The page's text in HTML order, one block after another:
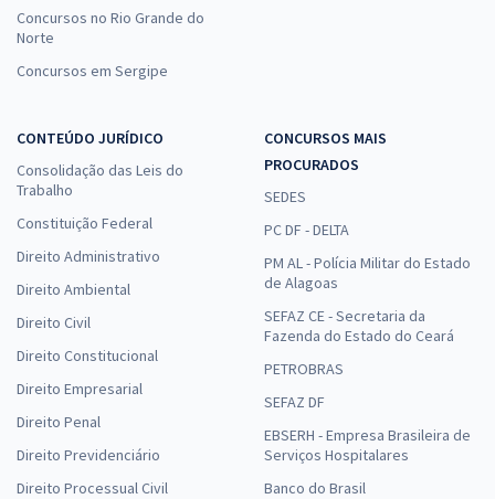
Concursos no Rio Grande do
Norte
Concursos em Sergipe
CONTEÚDO JURÍDICO
Consolidação das Leis do
Trabalho
Constituição Federal
Direito Administrativo
Direito Ambiental
Direito Civil
Direito Constitucional
Direito Empresarial
Direito Penal
Direito Previdenciário
Direito Processual Civil
CONCURSOS MAIS
PROCURADOS
SEDES
PC DF - DELTA
PM AL - Polícia Militar do Estado
de Alagoas
SEFAZ CE - Secretaria da
Fazenda do Estado do Ceará
PETROBRAS
SEFAZ DF
EBSERH - Empresa Brasileira de
Serviços Hospitalares
Banco do Brasil